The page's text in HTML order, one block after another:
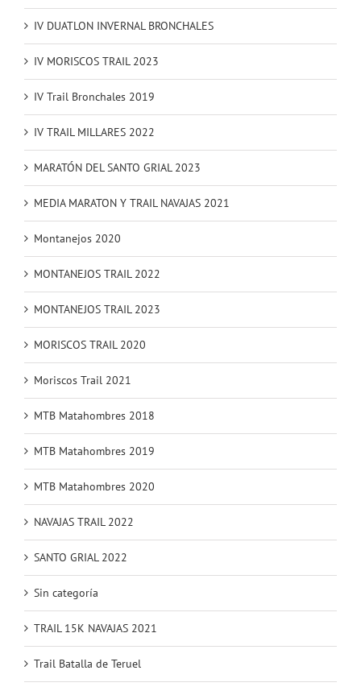
IV DUATLON INVERNAL BRONCHALES
IV MORISCOS TRAIL 2023
IV Trail Bronchales 2019
IV TRAIL MILLARES 2022
MARATÓN DEL SANTO GRIAL 2023
MEDIA MARATON Y TRAIL NAVAJAS 2021
Montanejos 2020
MONTANEJOS TRAIL 2022
MONTANEJOS TRAIL 2023
MORISCOS TRAIL 2020
Moriscos Trail 2021
MTB Matahombres 2018
MTB Matahombres 2019
MTB Matahombres 2020
NAVAJAS TRAIL 2022
SANTO GRIAL 2022
Sin categoría
TRAIL 15K NAVAJAS 2021
Trail Batalla de Teruel